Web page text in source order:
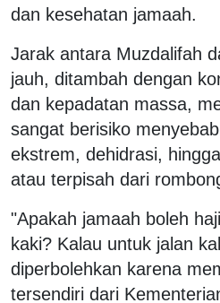
dan kesehatan jamaah.
Jarak antara Muzdalifah
jauh, ditambah dengan
dan kepadatan massa,
sangat berisiko
ekstrem, dehidrasi,
atau terpisah dari
"Apakah jamaah boleh
kaki? Kalau untuk jalan
diperbolehkan karena
tersendiri dari